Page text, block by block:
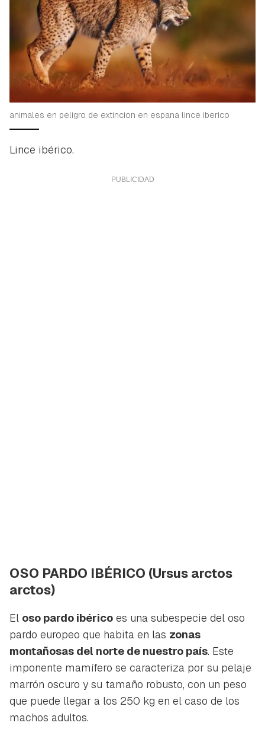
animales en peligro de extincion en espana lince iberico
Lince ibérico.
OSO PARDO IBÉRICO (Ursus arctos
arctos)
El oso pardo ibérico es una subespecie del oso
pardo europeo que habita en las zonas
montañosas del norte de nuestro país. Este
imponente mamífero se caracteriza por su pelaje
marrón oscuro y su tamaño robusto, con un peso
que puede llegar a los 250 kg en el caso de los
machos adultos.